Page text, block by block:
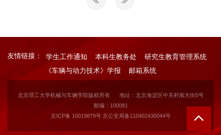
友情链接： 学生工作通知 本科生教务处
研究生教育管理系统
《车辆与动力技术》学报
邮箱系统
北京理工大学机械与车辆学院版权所有
地址：北京海淀区中关村南大街5号
邮编：100081
京ICP备 10019879号 京公安局备110402430044号